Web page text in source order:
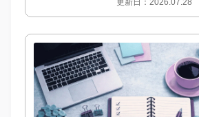
更新日：2026.07.28